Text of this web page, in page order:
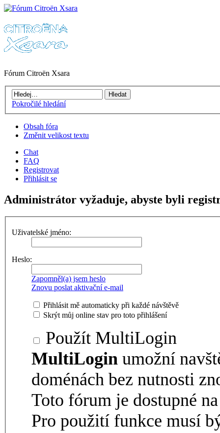
Fórum Citroën Xsara
Pokročilé hledání
Obsah fóra
Změnit velikost textu
Chat
FAQ
Registrovat
Přihlásit se
Administrátor vyžaduje, abyste byli
Uživatelské jméno:
Heslo:
Zapomněl(a) jsem heslo
Znovu poslat aktivační e-mail
Přihlásit mě automaticky při každé návštěvě
Skrýt můj online stav pro toto přihlášení
Použít MultiLogin
MultiLogin umožní
doménách bez nutnosti
Toto fórum je dostupné
Pro použití funkce musí